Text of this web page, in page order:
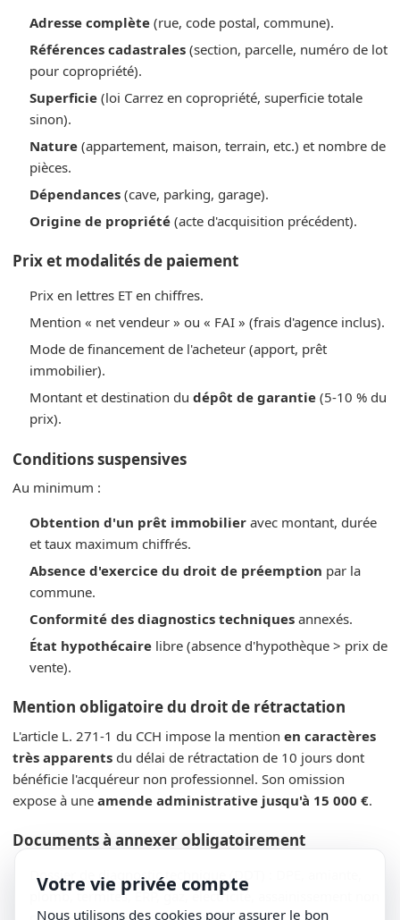
Adresse complète(rue, code postal, commune).
Références cadastrales(section, parcelle, numéro de lot
pour copropriété).
Superficie(loi Carrez en copropriété, superficie totale
sinon).
Nature(appartement, maison, terrain, etc.) et nombre de
pièces.
Dépendances(cave, parking, garage).
Origine de propriété(acte d'acquisition précédent).
Prix et modalités de paiement
Prix en lettres ET en chiffres.
Mention « net vendeur » ou « FAI » (frais d'agence inclus).
Mode de financement de l'acheteur (apport, prêt
immobilier).
Montant et destination du dépôt de garantie(5-10 % du
prix).
Conditions suspensives
Au minimum :
Obtention d'un prêt immobilieravec montant, durée
et taux maximum chiffrés.
Absence d'exercice du droit de préemption par la
commune.
Conformité des diagnostics techniquesannexés.
État hypothécairelibre (absence d'hypothèque > prix de
vente).
Mention obligatoire du droit de rétractation
L'article L. 271-1 du CCH impose la mention en caractères
très apparents du délai de rétractation de 10 jours dont
bénéficie l'acquéreur non professionnel. Son omission
expose à une amende administrative jusqu'à 15 000 €.
Documents à annexer obligatoirement
Dossier de diagnostic technique (DDT) : DPE, amiante,
plomb, termites, ERP, gaz, électricité, assainissement non
Votre vie privée compte
Nous utilisons des cookies pour assurer le bon